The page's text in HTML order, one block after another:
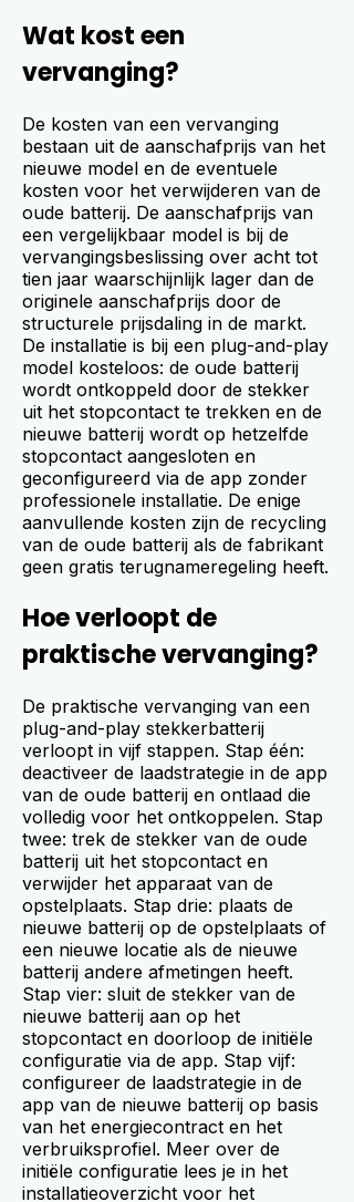
Wat kost een
vervanging?
De kosten van een vervanging
bestaan uit de aanschafprijs van het
nieuwe model en de eventuele
kosten voor het verwijderen van de
oude batterij. De aanschafprijs van
een vergelijkbaar model is bij de
vervangingsbeslissing over acht tot
tien jaar waarschijnlijk lager dan de
originele aanschafprijs door de
structurele prijsdaling in de markt.
De installatie is bij een plug-and-play
model kosteloos: de oude batterij
wordt ontkoppeld door de stekker
uit het stopcontact te trekken en de
nieuwe batterij wordt op hetzelfde
stopcontact aangesloten en
geconfigureerd via de app zonder
professionele installatie. De enige
aanvullende kosten zijn de recycling
van de oude batterij als de fabrikant
geen gratis terugnameregeling heeft.
Hoe verloopt de
praktische vervanging?
De praktische vervanging van een
plug-and-play stekkerbatterij
verloopt in vijf stappen. Stap één:
deactiveer de laadstrategie in de app
van de oude batterij en ontlaad die
volledig voor het ontkoppelen. Stap
twee: trek de stekker van de oude
batterij uit het stopcontact en
verwijder het apparaat van de
opstelplaats. Stap drie: plaats de
nieuwe batterij op de opstelplaats of
een nieuwe locatie als de nieuwe
batterij andere afmetingen heeft.
Stap vier: sluit de stekker van de
nieuwe batterij aan op het
stopcontact en doorloop de initiële
configuratie via de app. Stap vijf:
configureer de laadstrategie in de
app van de nieuwe batterij op basis
van het energiecontract en het
verbruiksprofiel. Meer over de
initiële configuratie lees je in het
installatieoverzicht voor het